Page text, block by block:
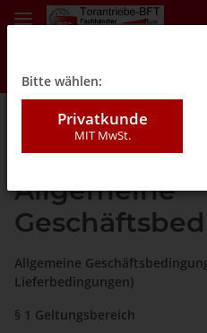
Startseite
Allgemeine
Allgemeine
Lieferbedingungen)
§ 1 Geltungsbereich
Bitte wählen:
Privatkunde
MIT MwSt.